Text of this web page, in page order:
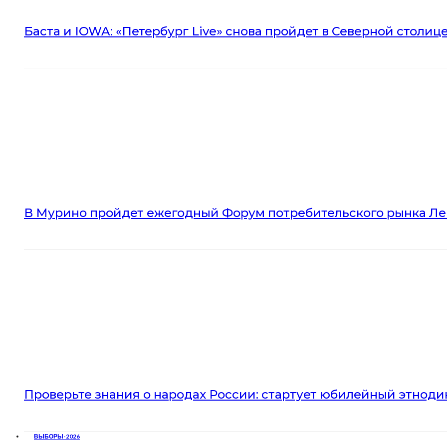
Баста и IOWA: «Петербург Live» снова пройдет в Северной
В Мурино пройдет ежегодный Форум потребительского рынка
Проверьте знания о народах России: стартует юбилейный
ВЫБОРЫ-2026